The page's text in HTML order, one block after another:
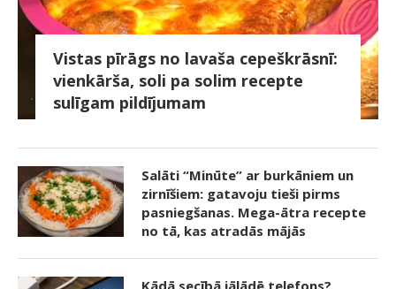
Vistas pīrāgs no lavaša cepeškrāsnī:
vienkārša, soli pa solim recepte
sulīgam pildījumam
Salāti “Minūte” ar burkāniem un
zirnīšiem: gatavoju tieši pirms
pasniegšanas. Mega-ātra recepte
no tā, kas atradās mājās
Kādā secībā jālādē telefons?